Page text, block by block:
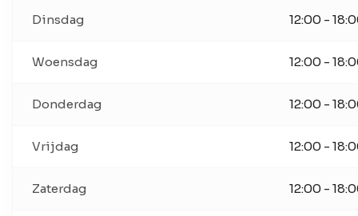
Dinsdag 12:00 -
Woensdag 12:00 -
Donderdag 12:00 -
Vrijdag 12:00 -
Zaterdag 12:00 -